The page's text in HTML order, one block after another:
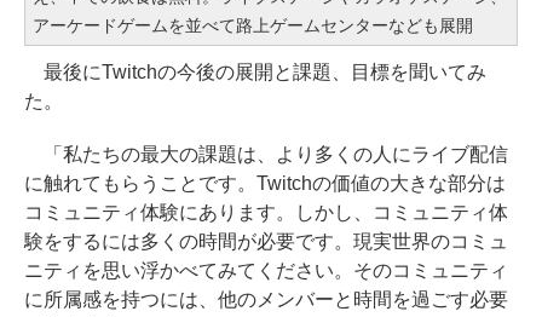
アーケードゲームを並べて路上ゲームセンターなども展開
最後にTwitchの今後の展開と課題、目標を聞いてみ
た。
「私たちの最大の課題は、より多くの人にライブ配信
に触れてもらうことです。Twitchの価値の大きな部分は
コミュニティ体験にあります。しかし、コミュニティ体
験をするには多くの時間が必要です。現実世界のコミュ
ニティを思い浮かべてみてください。そのコミュニティ
に所属感を持つには、他のメンバーと時間を過ごす必要